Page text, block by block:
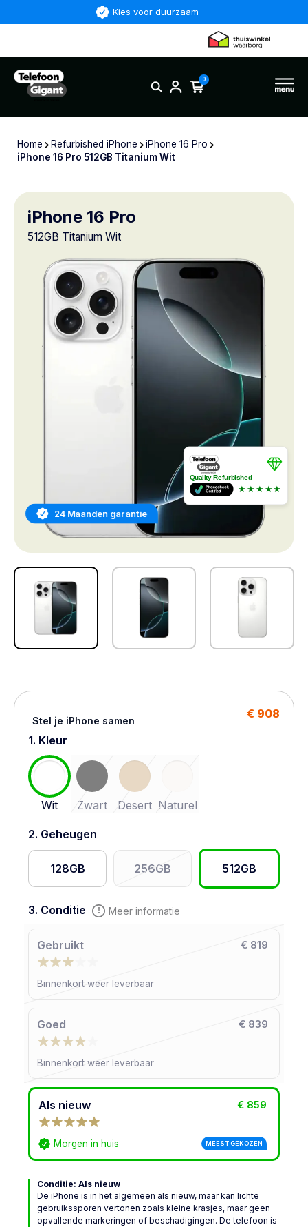
Kies voor duurzaam
0
Home Refurbished iPhone
iPhone 16 Pro
iPhone 16 Pro 512GB Titanium Wit
24 Maanden garantie
iPhone 16 Pro
512GB Titanium Wit
Quality Refurbished
★★★★★
Stel je iPhone samen
€ 908
1. Kleur
Wit Zwart Desert Naturel
2. Geheugen
128GB 256GB 512GB
3. Conditie Meer informatie
Gebruikt € 819
Binnenkort weer leverbaar
Goed € 839
Binnenkort weer leverbaar
Als nieuw
MEEST GEKOZEN
€ 859
Morgen in huis
Conditie: Als nieuw
De iPhone is in het algemeen als nieuw, maar kan lichte
gebruikssporen vertonen zoals kleine krasjes, maar geen
opvallende markeringen of beschadigingen. De telefoon is